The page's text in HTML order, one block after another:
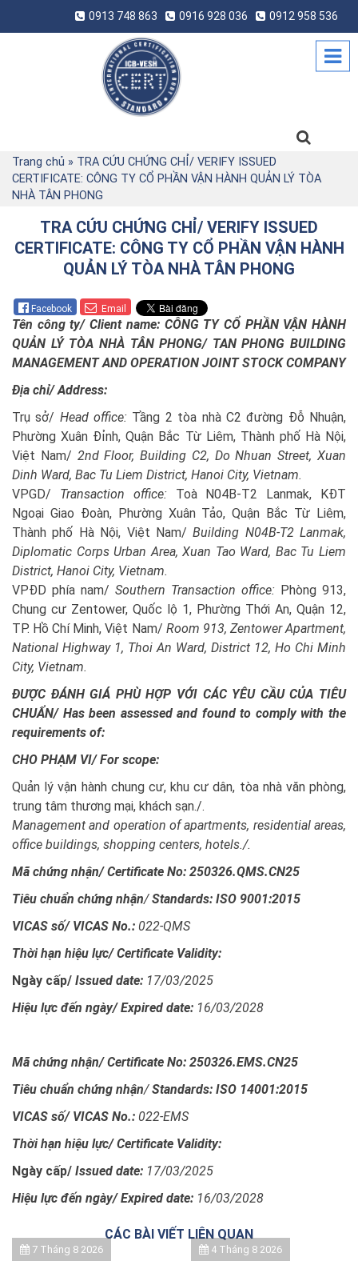
0913 748 863 0916 928 036 0912 958 536
Trang chủ » TRA CỨU CHỨNG CHỈ/ VERIFY ISSUED
CERTIFICATE: CÔNG TY CỔ PHẦN VẬN HÀNH QUẢN LÝ TÒA
NHÀ TÂN PHONG
TRA CỨU CHỨNG CHỈ/ VERIFY ISSUED
CERTIFICATE: CÔNG TY CỔ PHẦN VẬN HÀNH
QUẢN LÝ TÒA NHÀ TÂN PHONG
Facebook Email
Tên công ty/Client name: CÔNG TY CỔ PHẦN VẬN HÀNH
QUẢN LÝ TÒA NHÀ TÂN PHONG/ TAN PHONG BUILDING
MANAGEMENT AND OPERATION JOINT STOCK COMPANY
Địa chỉ/Address:
Trụ sở/ Head office: Tầng 2 tòa nhà C2 đường Đỗ Nhuận,
Phường Xuân Đỉnh, Quận Bắc Từ Liêm, Thành phố Hà Nội,
Việt Nam/ 2nd Floor, Building C2, Do Nhuan Street, Xuan
Dinh Ward, Bac Tu Liem District, Hanoi City, Vietnam.
VPGD/ Transaction office:Toà N04B-T2 Lanmak, KĐT
Ngoại Giao Đoàn, Phường Xuân Tảo, Quận Bắc Từ Liêm,
Thành phố Hà Nội, Việt Nam/Building N04B-T2 Lanmak,
Diplomatic Corps Urban Area, Xuan Tao Ward, Bac Tu Liem
District, Hanoi City, Vietnam.
VPĐD phía nam/ Southern Transaction office: Phòng 913,
Chung cư Zentower, Quốc lộ 1, Phường Thới An, Quận 12,
TP. Hồ Chí Minh, Việt Nam/ Room 913, Zentower Apartment,
National Highway 1, Thoi An Ward, District 12, Ho Chi Minh
City, Vietnam.
ĐƯỢC ĐÁNH GIÁ PHÙ HỢP VỚI CÁC YÊU CẦU CỦA TIÊU
CHUẨN/ Has been assessed and found to comply with the
requirements of:
CHO PHẠM VI/For scope:
Quản lý vận hành chung cư, khu cư dân, tòa nhà văn phòng,
trung tâm thương mại, khách sạn./.
Management and operation of apartments, residential areas,
office buildings, shopping centers, hotels./.
Mã chứng nhận/Certificate No: 250326.QMS.CN25
Tiêu chuẩn chứng nhận/Standards: ISO 9001:2015
VICAS số/VICAS No.: 022-QMS
Thời hạn hiệu lực/ Certificate Validity:
Ngày cấp/ Issued date: 17/03/2025
Hiệu lực đến ngày/Expired date: 16/03/2028
Mã chứng nhận/Certificate No: 250326.EMS.CN25
Tiêu chuẩn chứng nhận/Standards: ISO 14001:2015
VICAS số/VICAS No.: 022-EMS
Thời hạn hiệu lực/ Certificate Validity:
Ngày cấp/ Issued date: 17/03/2025
Hiệu lực đến ngày/Expired date: 16/03/2028
CÁC BÀI VIẾT LIÊN QUAN
7 Tháng 8 2026 4 Tháng 8 2026